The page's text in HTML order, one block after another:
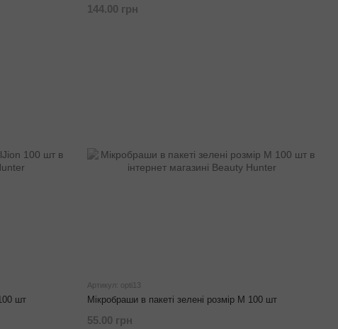
144.00 грн
шт
Артикул: opti13
Мікробраши в пакеті зелені розмір М 100 шт
55.00 грн